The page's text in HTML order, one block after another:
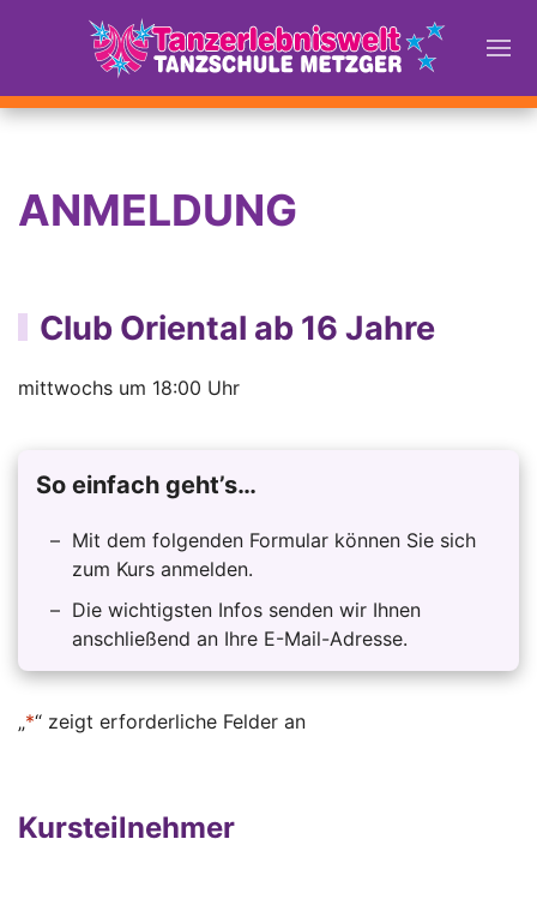
ANMELDUNG
Club Oriental ab 16 Jahre
mittwochs um 18:00 Uhr
So einfach geht’s…
Mit dem folgenden Formular können Sie sich
zum Kurs anmelden.
Die wichtigsten Infos senden wir Ihnen
anschließend an Ihre E-Mail-Adresse.
„*“ zeigt erforderliche Felder an
Kursteilnehmer